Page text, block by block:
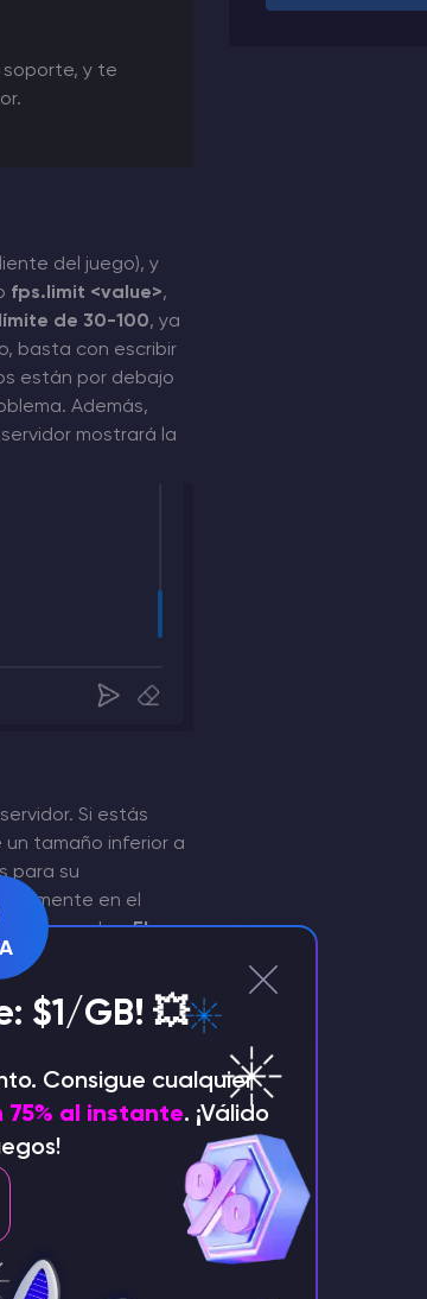
soporte, y te
del juego), y
fps.limit <value>,
de 30-100, ya
basta con escribir
están por debajo
Además,
servidor mostrará la
Si estás
tamaño inferior a
para su
en el
más grandes.El
mapas optimizados
que se
hace diariamente,
creando una
$1/GB! 💥
Consigue cualquier
75% al instante. ¡Válido